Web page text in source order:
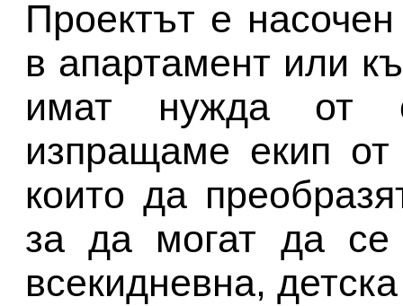
Проектът е
в апартамент или
имат нужда от
изпращаме екип от
които да
за да могат да се
всекидневна,